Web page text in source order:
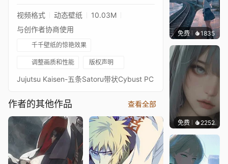
视频格式 动态壁纸
10.03M
与创作者协商使用
千千壁纸的惊艳效果
调整画质和性能 版权声明
Jujutsu Kaisen-五条Satoru带状Cybust PC
作者的其他作品 查看全部
免费 1835辰东
免费 2252辰东